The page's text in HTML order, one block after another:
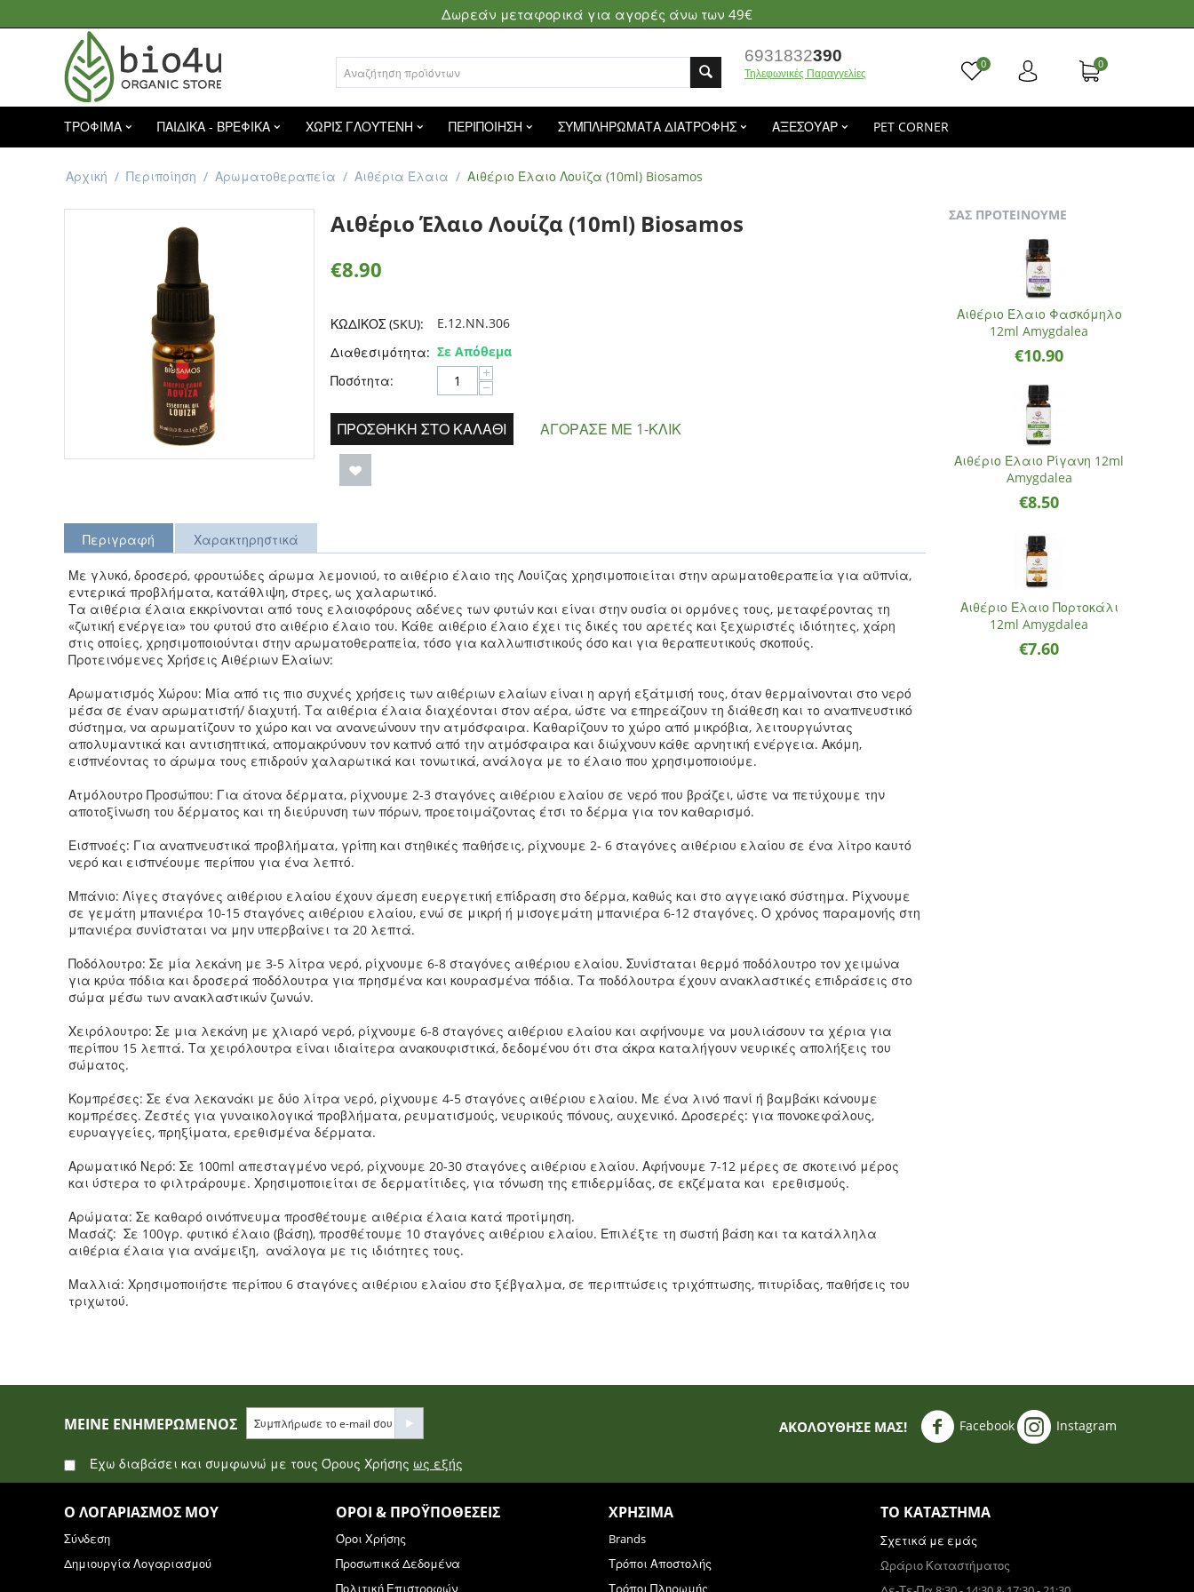
Δωρεάν μεταφορικά για αγορές άνω των 49€
6931832390
Τηλεφωνικές Παραγγελίες
0 0
ΤΡΟΦΙΜΑ ΠΑΙΔΙΚΑ - ΒΡΕΦΙΚΑ ΧΩΡΙΣ ΓΛΟΥΤΕΝΗ ΠΕΡΙΠΟΙΗΣΗ ΣΥΜΠΛΗΡΩΜΑΤΑ ΔΙΑΤΡΟΦΗΣ ΑΞΕΣΟΥΑΡ PET CORNER
Αρχική / Περιποίηση / Αρωματοθεραπεία / Αιθέρια Έλαια / Αιθέριο Έλαιο Λουίζα (10ml) Biosamos
Αιθέριο Έλαιο Λουίζα (10ml) Biosamos
€8.90
ΚΩΔΙΚΟΣ (SKU):
E.12.NN.306
Διαθεσιμότητα: Σε Απόθεμα
Ποσότητα:
+
−
ΠΡΟΣΘΉΚΗ ΣΤΟ ΚΑΛΆΘΙ ΑΓΌΡΑΣΕ ΜΕ 1-ΚΛΙΚ
Περιγραφή Χαρακτηρηστικά
Με γλυκό, δροσερό, φρουτώδες άρωμα λεμονιού, το αιθέριο έλαιο της Λουίζας χρησιμοποιείται στην αρωματοθεραπεία για αϋπνία,
εντερικά προβλήματα, κατάθλιψη, στρες, ως χαλαρωτικό.
Τα αιθέρια έλαια εκκρίνονται από τους ελαιοφόρους αδένες των φυτών και είναι στην ουσία οι ορμόνες τους, μεταφέροντας τη
«ζωτική ενέργεια» του φυτού στο αιθέριο έλαιο του. Κάθε αιθέριο έλαιο έχει τις δικές του αρετές και ξεχωριστές ιδιότητες, χάρη
στις οποίες, χρησιμοποιούνται στην αρωματοθεραπεία, τόσο για καλλωπιστικούς όσο και για θεραπευτικούς σκοπούς.
Προτεινόμενες Χρήσεις Αιθέριων Ελαίων:
Αρωματισμός Χώρου: Μία από τις πιο συχνές χρήσεις των αιθέριων ελαίων είναι η αργή εξάτμισή τους, όταν θερμαίνονται στο νερό
μέσα σε έναν αρωματιστή/ διαχυτή. Τα αιθέρια έλαια διαχέονται στον αέρα, ώστε να επηρεάζουν τη διάθεση και το αναπνευστικό
σύστημα, να αρωματίζουν το χώρο και να ανανεώνουν την ατμόσφαιρα. Καθαρίζουν το χώρο από μικρόβια, λειτουργώντας
απολυμαντικά και αντισηπτικά, απομακρύνουν τον καπνό από την ατμόσφαιρα και διώχνουν κάθε αρνητική ενέργεια. Ακόμη,
εισπνέοντας το άρωμα τους επιδρούν χαλαρωτικά και τονωτικά, ανάλογα με το έλαιο που χρησιμοποιούμε.
Ατμόλουτρο Προσώπου: Για άτονα δέρματα, ρίχνουμε 2-3 σταγόνες αιθέριου ελαίου σε νερό που βράζει, ώστε να πετύχουμε την
αποτοξίνωση του δέρματος και τη διεύρυνση των πόρων, προετοιμάζοντας έτσι το δέρμα για τον καθαρισμό.
Εισπνοές: Για αναπνευστικά προβλήματα, γρίπη και στηθικές παθήσεις, ρίχνουμε 2- 6 σταγόνες αιθέριου ελαίου σε ένα λίτρο καυτό
νερό και εισπνέουμε περίπου για ένα λεπτό.
Μπάνιο: Λίγες σταγόνες αιθέριου ελαίου έχουν άμεση ευεργετική επίδραση στο δέρμα, καθώς και στο αγγειακό σύστημα. Ρίχνουμε
σε γεμάτη μπανιέρα 10-15 σταγόνες αιθέριου ελαίου, ενώ σε μικρή ή μισογεμάτη μπανιέρα 6-12 σταγόνες. Ο χρόνος παραμονής στη
μπανιέρα συνίσταται να μην υπερβαίνει τα 20 λεπτά.
Ποδόλουτρο: Σε μία λεκάνη με 3-5 λίτρα νερό, ρίχνουμε 6-8 σταγόνες αιθέριου ελαίου. Συνίσταται θερμό ποδόλουτρο τον χειμώνα
για κρύα πόδια και δροσερά ποδόλουτρα για πρησμένα και κουρασμένα πόδια. Τα ποδόλουτρα έχουν ανακλαστικές επιδράσεις στο
σώμα μέσω των ανακλαστικών ζωνών.
Χειρόλουτρο: Σε μια λεκάνη με χλιαρό νερό, ρίχνουμε 6-8 σταγόνες αιθέριου ελαίου και αφήνουμε να μουλιάσουν τα χέρια για
περίπου 15 λεπτά. Τα χειρόλουτρα είναι ιδιαίτερα ανακουφιστικά, δεδομένου ότι στα άκρα καταλήγουν νευρικές απολήξεις του
σώματος.
Κομπρέσες: Σε ένα λεκανάκι με δύο λίτρα νερό, ρίχνουμε 4-5 σταγόνες αιθέριου ελαίου. Με ένα λινό πανί ή βαμβάκι κάνουμε
κομπρέσες. Ζεστές για γυναικολογικά προβλήματα, ρευματισμούς, νευρικούς πόνους, αυχενικό. Δροσερές: για πονοκεφάλους,
ευρυαγγείες, πρηξίματα, ερεθισμένα δέρματα.
Αρωματικό Νερό: Σε 100ml απεσταγμένο νερό, ρίχνουμε 20-30 σταγόνες αιθέριου ελαίου. Αφήνουμε 7-12 μέρες σε σκοτεινό μέρος
και ύστερα το φιλτράρουμε. Χρησιμοποιείται σε δερματίτιδες, για τόνωση της επιδερμίδας, σε εκζέματα και ερεθισμούς.
Αρώματα: Σε καθαρό οινόπνευμα προσθέτουμε αιθέρια έλαια κατά προτίμηση.
Μασάζ: Σε 100γρ. φυτικό έλαιο (βάση), προσθέτουμε 10 σταγόνες αιθέριου ελαίου. Επιλέξτε τη σωστή βάση και τα κατάλληλα
αιθέρια έλαια για ανάμειξη, ανάλογα με τις ιδιότητες τους.
Μαλλιά: Χρησιμοποιήστε περίπου 6 σταγόνες αιθέριου ελαίου στο ξέβγαλμα, σε περιπτώσεις τριχόπτωσης, πιτυρίδας, παθήσεις του
τριχωτού.
ΣΑΣ ΠΡΟΤΕΙΝΟΥΜΕ
Αιθέριο Έλαιο Φασκόμηλο
12ml Amygdalea
€10.90
Αιθέριο Έλαιο Ρίγανη 12ml
Amygdalea
€8.50
Αιθέριο Έλαιο Πορτοκάλι
12ml Amygdalea
€7.60
ΜΕΊΝΕ ΕΝΗΜΕΡΩΜΈΝΟΣ
Έχω διαβάσει και συμφωνώ με τους Όρους Χρήσης ως εξής
ΑΚΟΛΟΥΘΗΣΈ ΜΑΣ! Facebook Instagram
Ο ΛΟΓΑΡΙΑΣΜΌΣ ΜΟΥ
Σύνδεση
Δημιουργία Λογαριασμού
ΌΡΟΙ & ΠΡΟΫΠΟΘΈΣΕΙΣ
Όροι Χρήσης
Προσωπικά Δεδομένα
Πολιτική Επιστροφών
ΧΡΉΣΙΜΑ
Brands
Τρόποι Αποστολής
Τρόποι Πληρωμής
ΤΟ ΚΑΤΆΣΤΗΜΑ
Σχετικά με εμάς
Ωράριο Καταστήματος